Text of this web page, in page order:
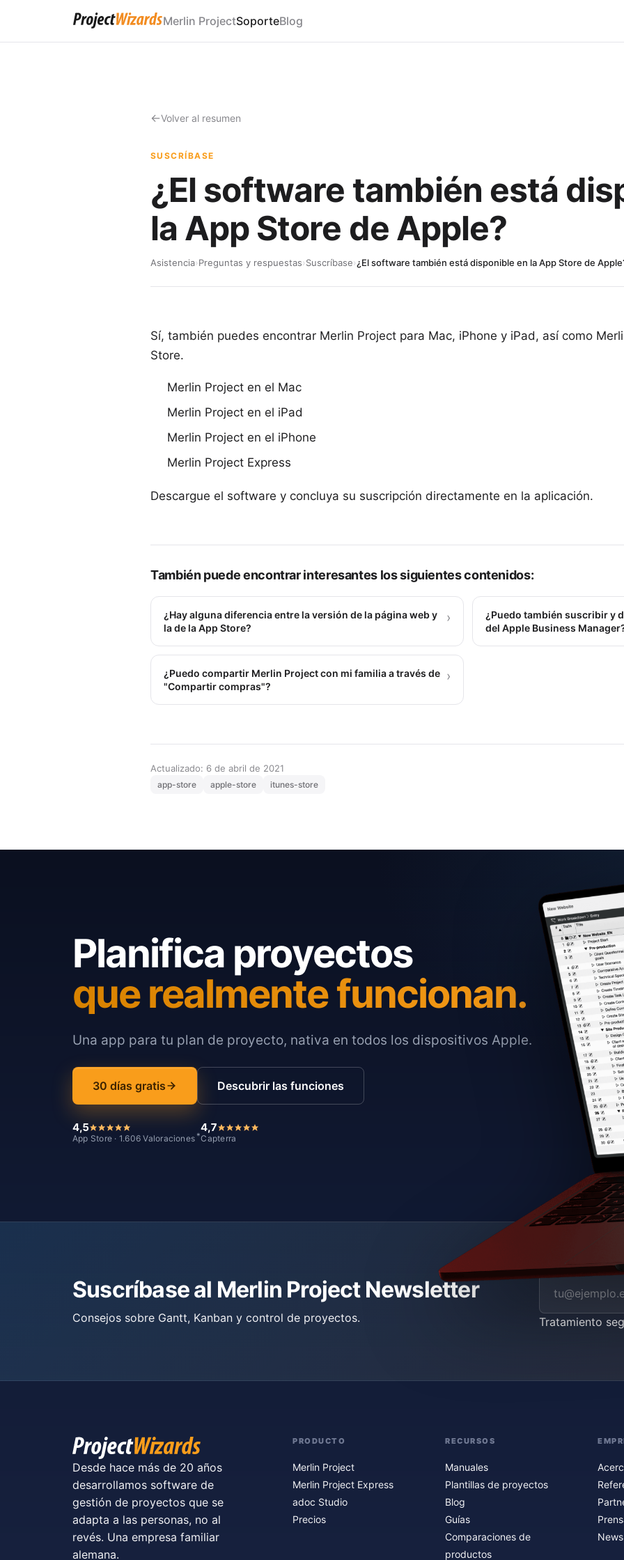
Merlin ProjectSoporteBlog
Volver al resumen
SUSCRÍBASE
¿El software también está
la App Store de Apple?
Asistencia›Preguntas y respuestas›Suscríbase›¿El software también está disponible en la App Store de
Sí, también puedes encontrar Merlin Project para Mac, iPhone y iPad, así como
Store.
Merlin Project en el Mac
Merlin Project en el iPad
Merlin Project en el iPhone
Merlin Project Express
Descargue el software y concluya su suscripción directamente en la aplicación.
También puede encontrar interesantes los siguientes contenidos:
¿Hay alguna diferencia entre la versión de la página web y
la de la App Store?
›
¿Puedo también suscribir y
del Apple Business
¿Puedo compartir Merlin Project con mi familia a través de
"Compartir compras"?
›
Actualizado: 6 de abril de 2021
app-store apple-store itunes-store
Planifica proyectos
que realmente funcionan.
Una app para tu plan de proyecto, nativa en todos los dispositivos Apple.
30 días gratis Descubrir las funciones
4,5
App Store · 1.606 Valoraciones *
4,7
Capterra
Suscríbase al Merlin Project Newsletter
Consejos sobre Gantt, Kanban y control de proyectos. Tratamiento
Desde hace más de 20 años
desarrollamos software de
gestión de proyectos que se
adapta a las personas, no al
revés. Una empresa familiar
alemana.
PRODUCTO
Merlin Project
Merlin Project Express
adoc Studio
Precios
RECURSOS
Manuales
Plantillas de proyectos
Blog
Guías
Comparaciones de
productos